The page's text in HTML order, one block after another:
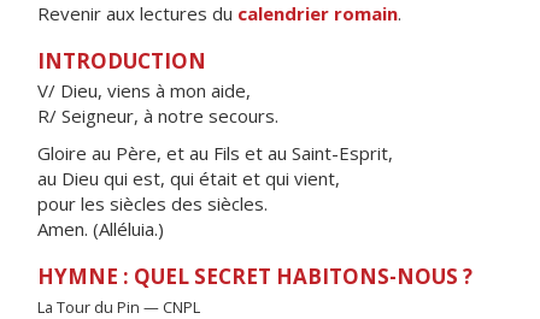
Revenir aux lectures du calendrier romain.
INTRODUCTION
V/ Dieu, viens à mon aide,
R/ Seigneur, à notre secours.
Gloire au Père, et au Fils et au Saint-Esprit,
au Dieu qui est, qui était et qui vient,
pour les siècles des siècles.
Amen. (Alléluia.)
HYMNE : QUEL SECRET HABITONS-NOUS ?
La Tour du Pin — CNPL